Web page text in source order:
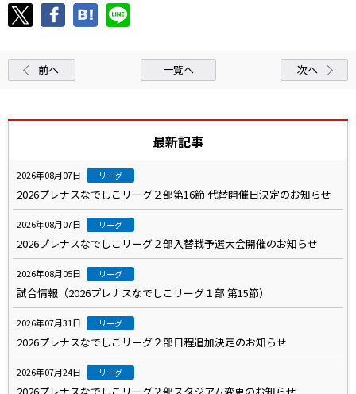
前へ 一覧へ 次へ
最新記事
2026年08月07日 リーグ
2026プレナスなでしこリーグ２部第16節 代替開催日決定のお知らせ
2026年08月07日 リーグ
2026プレナスなでしこリーグ２部入替戦予選大会開催のお知らせ
2026年08月05日 リーグ
試合情報（2026プレナスなでしこリーグ１部 第15節）
2026年07月31日 リーグ
2026プレナスなでしこリーグ２部日程追加決定のお知らせ
2026年07月24日 リーグ